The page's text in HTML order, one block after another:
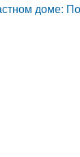
доме: